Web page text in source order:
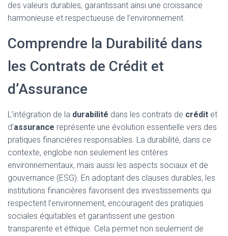
des valeurs durables, garantissant ainsi une croissance
harmonieuse et respectueuse de l’environnement.
Comprendre la Durabilité dans
les Contrats de Crédit et
d’Assurance
L’intégration de la durabilité dans les contrats de crédit et
d’assurance représente une évolution essentielle vers des
pratiques financières responsables. La durabilité, dans ce
contexte, englobe non seulement les critères
environnementaux, mais aussi les aspects sociaux et de
gouvernance (ESG). En adoptant des clauses durables, les
institutions financières favorisent des investissements qui
respectent l’environnement, encouragent des pratiques
sociales équitables et garantissent une gestion
transparente et éthique. Cela permet non seulement de